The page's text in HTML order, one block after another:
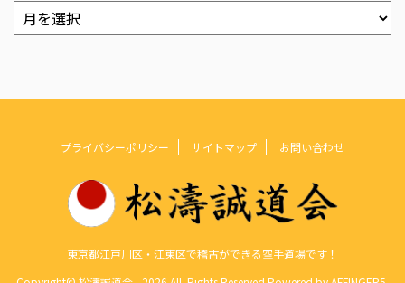
プライバシーポリシー サイトマップ お問い合わせ
東京都江戸川区・江東区で稽古ができる空手道場です！